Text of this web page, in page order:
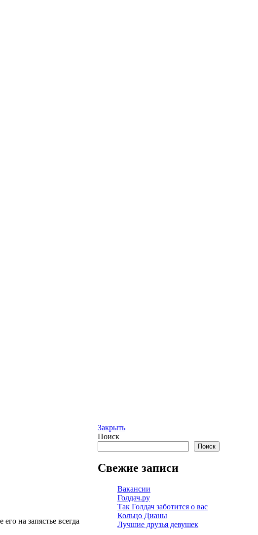
на запястье всегда
Закрыть
Поиск
Поиск
Свежие записи
Вакансии
Голдач.ру
Так Голдач заботится о вас
Кольцо Дианы
Лучшие друзья девушек